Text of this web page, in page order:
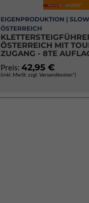
EIGENPRODUKTION |
ÖSTERREICH
ÖSTERREICH MIT
ZUGANG - 8TE
Preis: 42,95 €
(inkl. MwSt. zzgl. Versandkosten*)